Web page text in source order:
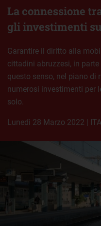
La connessione
gli investimenti
Garantire il diritto alla
cittadini abruzzesi, in
questo senso, nel piano di
numerosi investimenti per
solo.
lunedì 28 Marzo 2022 |